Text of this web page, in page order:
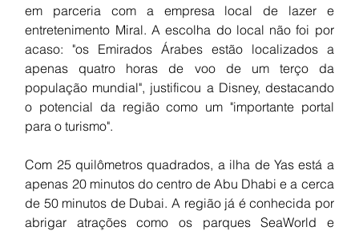
em parceria com a empresa local de lazer e
entretenimento Miral. A escolha do local não foi por
acaso: "os Emirados Árabes estão localizados a
apenas quatro horas de voo de um terço da
população mundial", justificou a Disney, destacando
o potencial da região como um "importante portal
para o turismo".
Com 25 quilômetros quadrados, a ilha de Yas está a
apenas 20 minutos do centro de Abu Dhabi e a cerca
de 50 minutos de Dubai. A região já é conhecida por
abrigar atrações como os parques SeaWorld e